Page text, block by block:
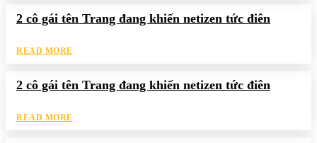
2 cô gái tên Trang đang khiến netizen tức điên
READ MORE
2 cô gái tên Trang đang khiến netizen tức điên
READ MORE